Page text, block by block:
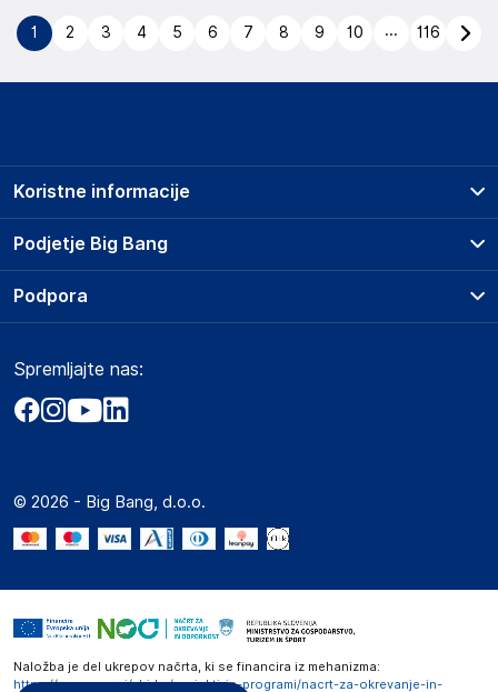
1 2 3 4 5 6 7 8 9 10 ... 116
Podjetje Big Bang
O podjetju
Obvestila za javnost
Akt o digitalnih storitvah
Marketplace za partnerje
Novosti
Koristne informacije
Prodajna mesta
Storitve
Dostava, vnos in odvoz
Zavarovanje izdelkov
Podpora
Marketplace
Kako oddati naročilo?
Spremljajte nas:
© 2026 - Big Bang, d.o.o.
Naložba je del ukrepov načrta, ki se financira iz mehanizma:
https://www.gov.si/zbirke/projekti-in-programi/nacrt-za-okrevanje-in-